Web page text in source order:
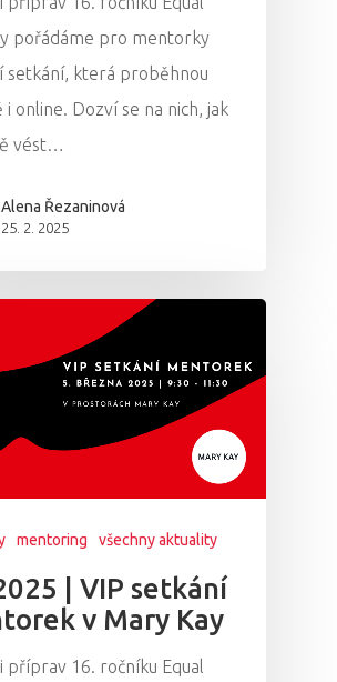
pořádáme pro mentorky
setkání, která proběhnou
i online. Dozví se na nich, jak
vést…
Alena Řezaninová
25. 2. 2025
mentoring všechny aktuality
| VIP setkání
v Mary Kay
příprav 16. ročníku Equal